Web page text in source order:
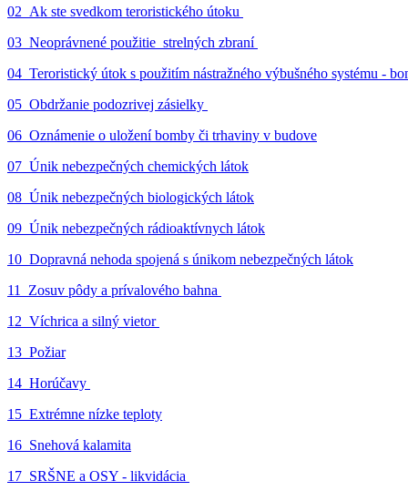
02_Ak ste svedkom teroristického útoku
03_Neoprávnené použitie strelných zbraní
04_Teroristický útok s použitím nástražného výbušného systému -
05_Obdržanie podozrivej zásielky
06_Oznámenie o uložení bomby či trhaviny v budove
07_Únik nebezpečných chemických látok
08_Únik nebezpečných biologických látok
09_Únik nebezpečných rádioaktívnych látok
10_Dopravná nehoda spojená s únikom nebezpečných látok
11_Zosuv pôdy a prívalového bahna
12_Víchrica a silný vietor
13_Požiar
14_Horúčavy
15_Extrémne nízke teploty
16_Snehová kalamita
17_SRŠNE a OSY - likvidácia